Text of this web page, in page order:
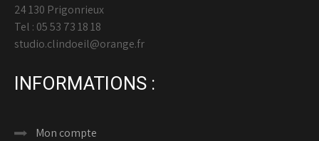
24 130 Prigonrieux
Tel : 05 53 73 18 18
studio.clindoeil@orange.fr
INFORMATIONS :
Mon compte